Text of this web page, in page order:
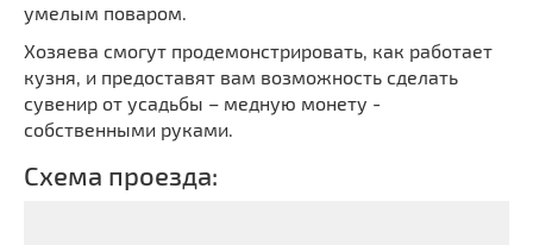
умелым поваром.
Хозяева смогут продемонстрировать, как работает
кузня, и предоставят вам возможность сделать
сувенир от усадьбы – медную монету -
собственными руками.
Схема проезда: